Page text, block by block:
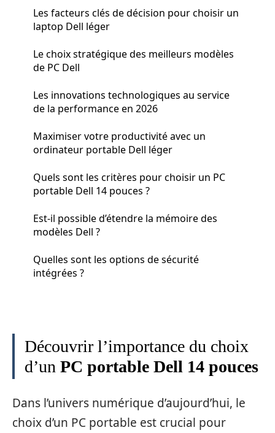
Les facteurs clés de décision pour choisir un
laptop Dell léger
Le choix stratégique des meilleurs modèles
de PC Dell
Les innovations technologiques au service
de la performance en 2026
Maximiser votre productivité avec un
ordinateur portable Dell léger
Quels sont les critères pour choisir un PC
portable Dell 14 pouces ?
Est-il possible d’étendre la mémoire des
modèles Dell ?
Quelles sont les options de sécurité
intégrées ?
Découvrir l’importance du choix
d’un PC portable Dell 14 pouces
Dans l’univers numérique d’aujourd’hui, le
choix d’un PC portable est crucial pour